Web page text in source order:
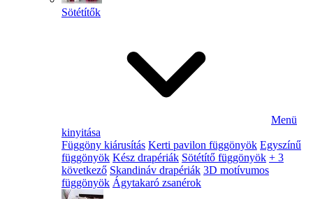
Sötétítők
Menü
kinyitása
Függöny kiárusítás Kerti pavilon függönyök Egyszínű
függönyök Kész drapériák Sötétítő függönyök + 3
következő Skandináv drapériák 3D motívumos
függönyök Ágytakaró zsanérok